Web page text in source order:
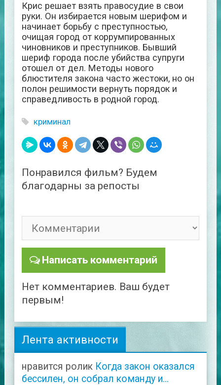
Крис решает взять правосудие в свои
руки. Он избирается новым шерифом и
начинает борьбу с преступностью,
очищая город от коррумпированных
чиновников и преступников. Бывший
шериф города после убийства супруги
отошел от дел. Методы нового
блюстителя закона часто жестоки, но он
полон решимости вернуть порядок и
справедливость в родной город.
криминал
Понравился фильм? Будем
благодарны за репосты
Написать комментарий
Нет комментариев. Ваш будет
первым!
Лента активности
нравится ролик Когда закон оказался
бессилен, он собрал команду и...